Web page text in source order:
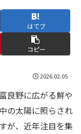
はてブ
コピー
2026.02.05
良野に広がる鮮や
の太陽に照らされ
が、近年注目を集